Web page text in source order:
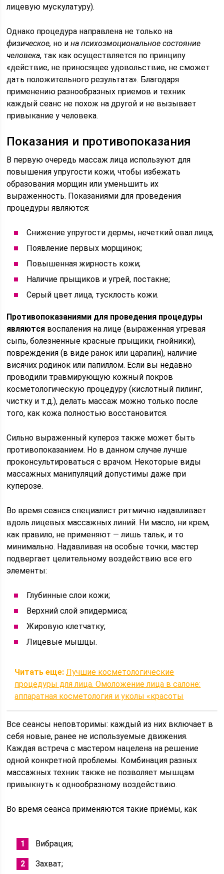
лицевую мускулатуру).
Однако процедура направлена не только на
физическое, но ина психоэмоциональное состояние
человека, так как осуществляется по принципу
«действие, не приносящее удовольствие, не сможет
дать положительного результата». Благодаря
применению разнообразных приемов и техник
каждый сеанс не похож на другой и не вызывает
привыкание у человека.
Показания и противопоказания
В первую очередь массаж лица используют для
повышения упругости кожи, чтобы избежать
образования морщин или уменьшить их
выраженность. Показаниями для проведения
процедуры являются:
Снижение упругости дермы, нечеткий овал лица;
Появление первых морщинок;
Повышенная жирность кожи;
Наличие прыщиков и угрей, постакне;
Серый цвет лица, тусклость кожи.
Противопоказаниями для проведения процедуры
являются воспаления на лице (выраженная угревая
сыпь, болезненные красные прыщики, гнойники),
повреждения (в виде ранок или царапин), наличие
висячих родинок или папиллом. Если вы недавно
проводили травмирующую кожный покров
косметологическую процедуру (кислотный пилинг,
чистку и т.д.), делать массаж можно только после
того, как кожа полностью восстановится.
Сильно выраженный купероз также может быть
противопоказанием. Но в данном случае лучше
проконсультироваться с врачом. Некоторые виды
массажных манипуляций допустимы даже при
куперозе.
Во время сеанса специалист ритмично надавливает
вдоль лицевых массажных линий. Ни масло, ни крем,
как правило, не применяют — лишь тальк, и то
минимально. Надавливая на особые точки, мастер
подвергает целительному воздействию все его
элементы:
Глубинные слои кожи;
Верхний слой эпидермиса;
Жировую клетчатку;
Лицевые мышцы.
Читать еще: Лучшие косметологические
процедуры для лица. Омоложение лица в салоне:
аппаратная косметология и уколы «красоты
Все сеансы неповторимы: каждый из них включает в
себя новые, ранее не используемые движения.
Каждая встреча с мастером нацелена на решение
одной конкретной проблемы. Комбинация разных
массажных техник также не позволяет мышцам
привыкнуть к однообразному воздействию.
Во время сеанса применяются такие приёмы, как
Вибрация;
Захват;